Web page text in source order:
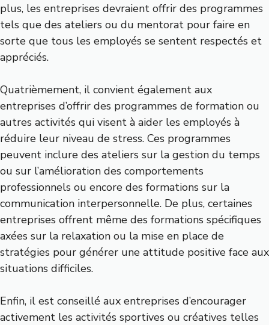
plus, les entreprises devraient offrir des programmes
tels que des ateliers ou du mentorat pour faire en
sorte que tous les employés se sentent respectés et
appréciés.
Quatrièmement, il convient également aux
entreprises d’offrir des programmes de formation ou
autres activités qui visent à aider les employés à
réduire leur niveau de stress. Ces programmes
peuvent inclure des ateliers sur la gestion du temps
ou sur l’amélioration des comportements
professionnels ou encore des formations sur la
communication interpersonnelle. De plus, certaines
entreprises offrent même des formations spécifiques
axées sur la relaxation ou la mise en place de
stratégies pour générer une attitude positive face aux
situations difficiles.
Enfin, il est conseillé aux entreprises d’encourager
activement les activités sportives ou créatives telles